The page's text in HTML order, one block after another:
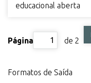
educacional aberta
Página de 2
Formatos de Saída